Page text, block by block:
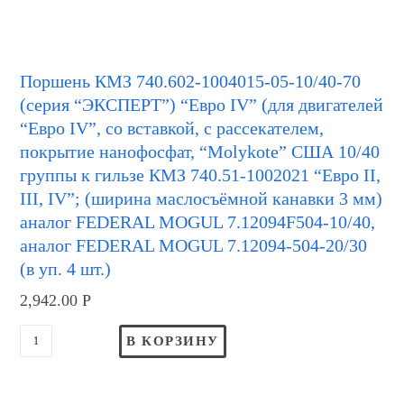
Поршень КМЗ 740.602-1004015-05-10/40-70
(серия “ЭКСПЕРТ”) “Евро IV” (для двигателей
“Евро IV”, со вставкой, с рассекателем,
покрытие нанофосфат, “Molykote” США 10/40
группы к гильзе КМЗ 740.51-1002021 “Евро II,
III, IV”; (ширина маслосъёмной канавки 3 мм)
аналог FEDERAL MOGUL 7.12094F504-10/40,
аналог FEDERAL MOGUL 7.12094-504-20/30
(в уп. 4 шт.)
2,942.00Р
В КОРЗИНУ